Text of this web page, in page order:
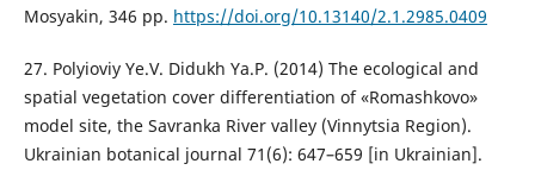
Mosyakin, 346 pp. https://doi.org/10.13140/2.1.2985.0409
27. Polyioviy Ye.V. Didukh Ya.P. (2014) The ecological and
spatial vegetation cover differentiation of «Romashkovo»
model site, the Savranka River valley (Vinnytsia Region).
Ukrainian botanical journal 71(6): 647–659 [in Ukrainian].